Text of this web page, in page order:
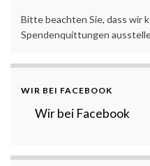
Bitte beachten Sie, dass wir
Spendenquittungen
WIR BEI FACEBOOK
Wir bei Facebook